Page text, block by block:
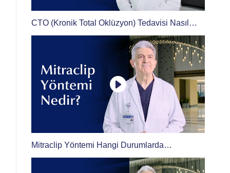
CTO (Kronik Total Oklüzyon) Tedavisi Nasıl
Yapılır?
Mitraclip Yöntemi Hangi Durumlarda
Uygulanır?